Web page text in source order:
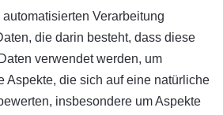
automatisierten Verarbeitung
die darin besteht, dass diese
verwendet werden, um
Aspekte, die sich auf eine natürliche
insbesondere um Aspekte